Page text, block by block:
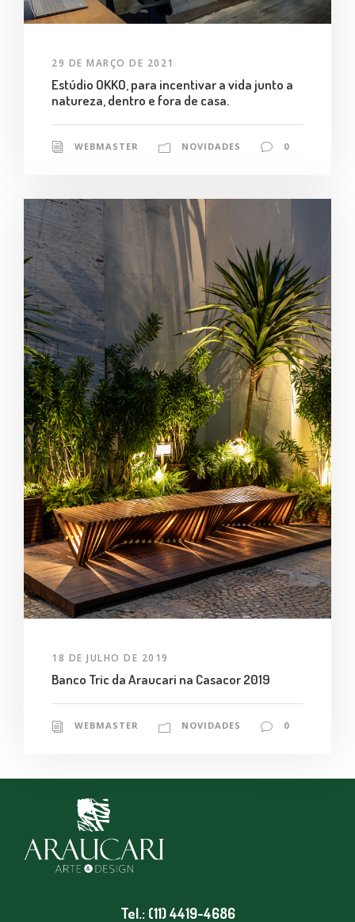
29 DE MARÇO DE 2021
Estúdio OKKO, para incentivar a vida junto a
natureza, dentro e fora de casa.
WEBMASTER NOVIDADES 0
18 DE JULHO DE 2019
Banco Tric da Araucari na Casacor 2019
WEBMASTER NOVIDADES 0
Tel.: (11) 4419-4686